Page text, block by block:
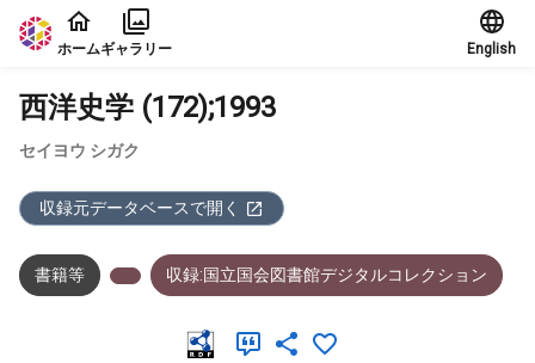
本文に飛ぶ
ホームギャラリー English
西洋史学 (172);1993
セイヨウ シガク
収録元データベースで開く
書籍等 収録:国立国会図書館デジタルコレクション